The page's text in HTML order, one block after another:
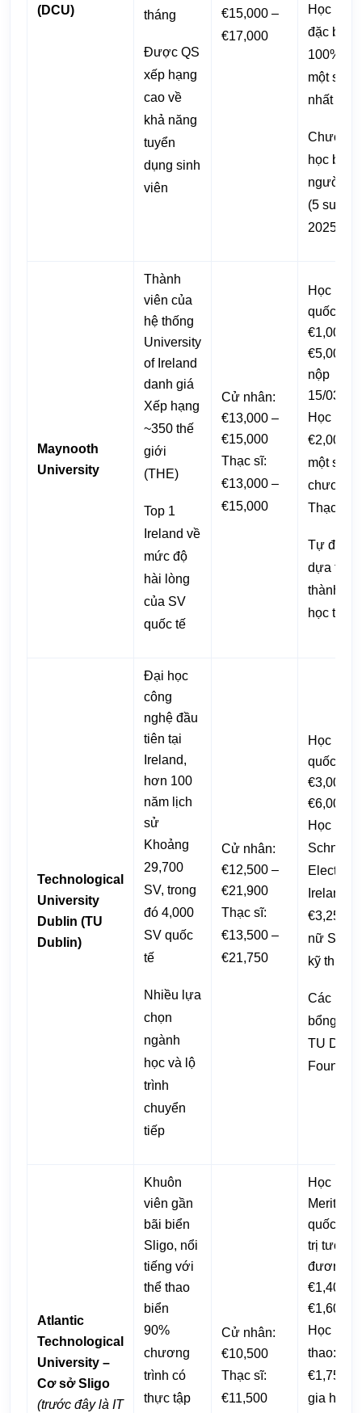
(DCU) tháng
Được QS
xếp hạng
cao về
khả năng
tuyển
dụng sinh
viên
€15,000 –
€17,000
Học
đặc biệt
100%
một số
nhất định
Chương
học
người tị
(5 suất,
2025–26)
Maynooth
University
Thành
viên của
hệ thống
University
of Ireland
danh giá
Xếp hạng
~350 thế
giới
(THE)
Top 1
Ireland về
mức độ
hài lòng
của SV
quốc tế
Cử nhân:
€13,000 –
€15,000
Thạc sĩ:
€13,000 –
€15,000
Học
quốc tế:
€1,000 –
€5,000,
nộp
15/03/
Học
€2,000
một số
chương
Thạc sĩ
Tự động
dựa trên
thành
học tập
Technological
University
Dublin (TU
Dublin)
Đại học
công
nghệ đầu
tiên tại
Ireland,
hơn 100
năm lịch
sử
Khoảng
29,700
SV, trong
đó 4,000
SV quốc
tế
Nhiều lựa
chọn
ngành
học và lộ
trình
chuyển
tiếp
Cử nhân:
€12,500 –
€21,900
Thạc sĩ:
€13,500 –
€21,750
Học
quốc tế:
€3,000 –
€6,000
Học
Electric
Ireland:
€3,250
nữ SV
kỹ thuật
Các học
bổng từ
TU
Atlantic
Technological
University –
Cơ sở Sligo
(trước đây là IT
Khuôn
viên gần
bãi biển
Sligo, nổi
tiếng với
thể thao
biển
90%
chương
trình có
thực tập
Cử nhân:
€10,500
Thạc sĩ:
€11,500
Học
Merit
quốc tế,
trị tương
đương
€1,400 –
€1,600
Học
thao:
€1,750/
gia hạn